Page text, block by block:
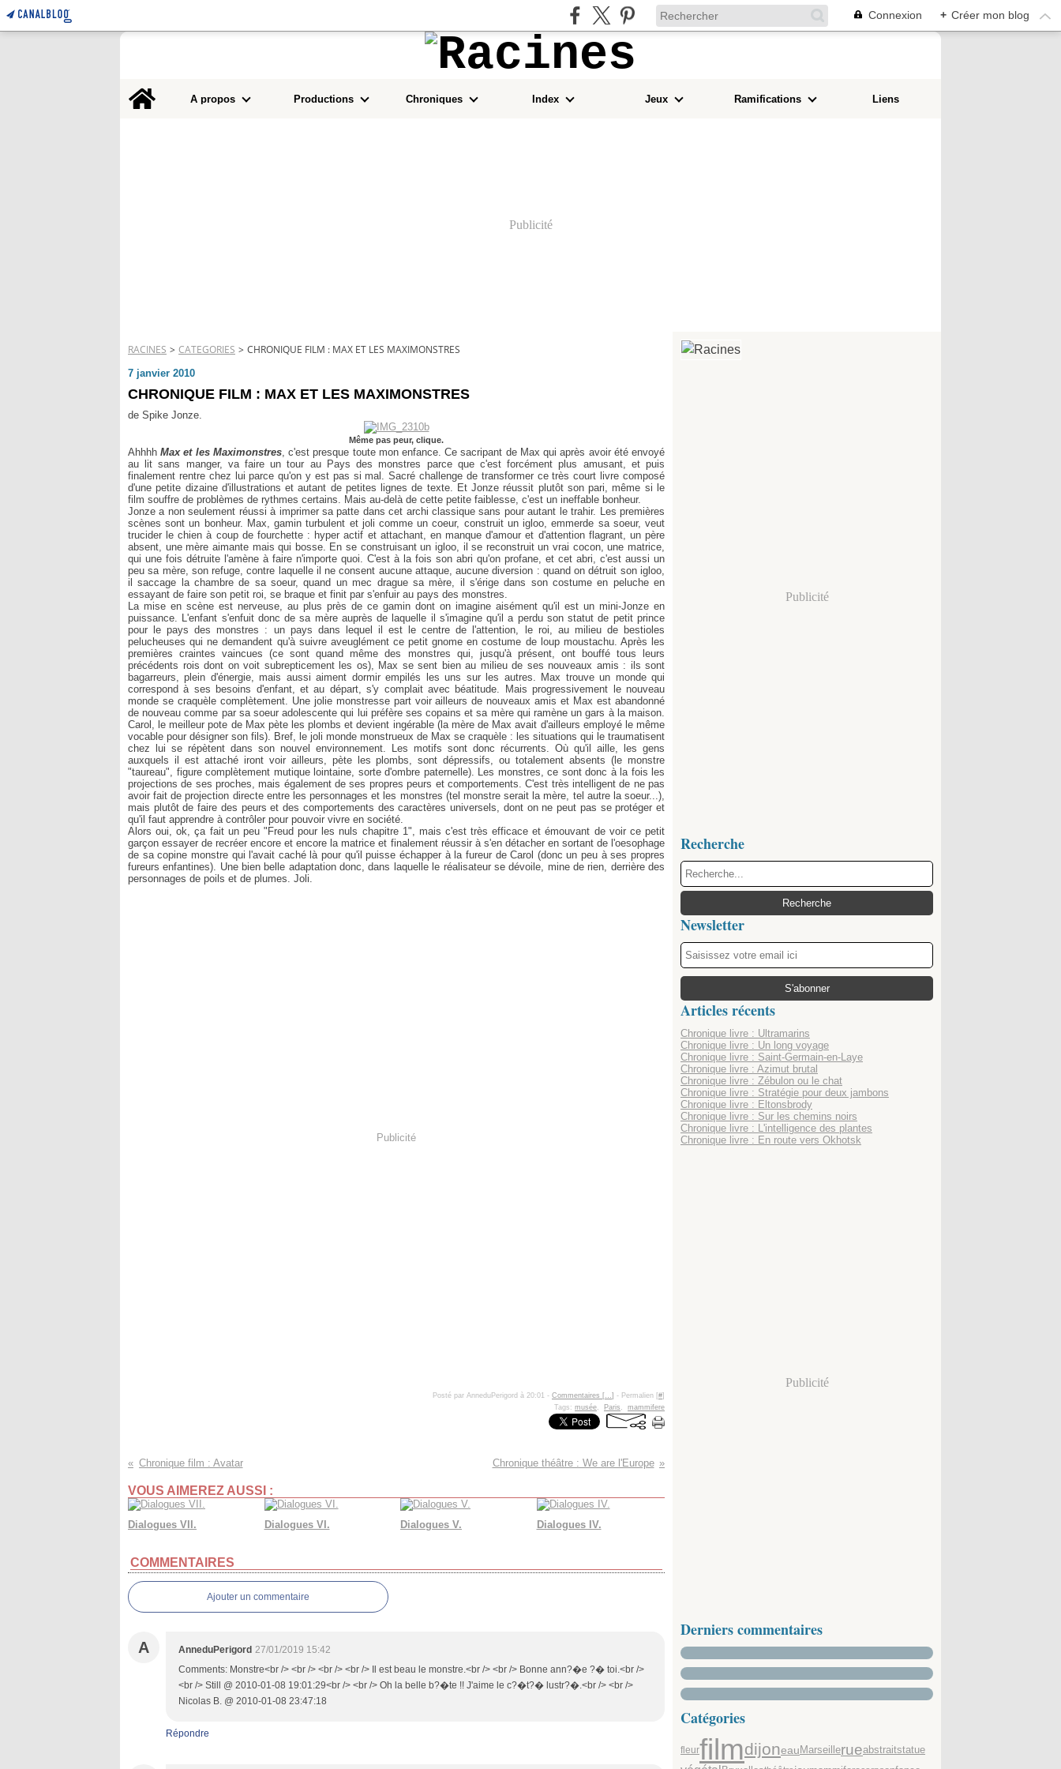
Connexion + Créer mon blog
A propos
Productions Chroniques Index Jeux Ramifications Liens
Publicité
RACINES > CATEGORIES > CHRONIQUE FILM : MAX ET LES MAXIMONSTRES
7 janvier 2010
CHRONIQUE FILM : MAX ET LES MAXIMONSTRES
de Spike Jonze.
Même pas peur, clique.
AhhhhMax et les Maximonstres, c'est presque toute mon enfance. Ce sacripant de Max qui après avoir été envoyé
au lit sans manger, va faire un tour au Pays des monstres parce que c'est forcément plus amusant, et puis
finalement rentre chez lui parce qu'on y est pas si mal. Sacré challenge de transformer ce très court livre composé
d'une petite dizaine d'illustrations et autant de petites lignes de texte. Et Jonze réussit plutôt son pari, même si le
film souffre de problèmes de rythmes certains. Mais au-delà de cette petite faiblesse, c'est un ineffable bonheur.
Jonze a non seulement réussi à imprimer sa patte dans cet archi classique sans pour autant le trahir. Les premières
scènes sont un bonheur. Max, gamin turbulent et joli comme un coeur, construit un igloo, emmerde sa soeur, veut
trucider le chien à coup de fourchette : hyper actif et attachant, en manque d'amour et d'attention flagrant, un père
absent, une mère aimante mais qui bosse. En se construisant un igloo, il se reconstruit un vrai cocon, une matrice,
qui une fois détruite l'amène à faire n'importe quoi. C'est à la fois son abri qu'on profane, et cet abri, c'est aussi un
peu sa mère, son refuge, contre laquelle il ne consent aucune attaque, aucune diversion : quand on détruit son igloo,
il saccage la chambre de sa soeur, quand un mec drague sa mère, il s'érige dans son costume en peluche en
essayant de faire son petit roi, se braque et finit par s'enfuir au pays des monstres.
La mise en scène est nerveuse, au plus près de ce gamin dont on imagine aisément qu'il est un mini-Jonze en
puissance. L'enfant s'enfuit donc de sa mère auprès de laquelle il s'imagine qu'il a perdu son statut de petit prince
pour le pays des monstres : un pays dans lequel il est le centre de l'attention, le roi, au milieu de bestioles
pelucheuses qui ne demandent qu'à suivre aveuglément ce petit gnome en costume de loup moustachu. Après les
premières craintes vaincues (ce sont quand même des monstres qui, jusqu'à présent, ont bouffé tous leurs
précédents rois dont on voit subrepticement les os), Max se sent bien au milieu de ses nouveaux amis : ils sont
bagarreurs, plein d'énergie, mais aussi aiment dormir empilés les uns sur les autres. Max trouve un monde qui
correspond à ses besoins d'enfant, et au départ, s'y complait avec béatitude. Mais progressivement le nouveau
monde se craquèle complètement. Une jolie monstresse part voir ailleurs de nouveaux amis et Max est abandonné
de nouveau comme par sa soeur adolescente qui lui préfère ses copains et sa mère qui ramène un gars à la maison.
Carol, le meilleur pote de Max pète les plombs et devient ingérable (la mère de Max avait d'ailleurs employé le même
vocable pour désigner son fils). Bref, le joli monde monstrueux de Max se craquèle : les situations qui le traumatisent
chez lui se répètent dans son nouvel environnement. Les motifs sont donc récurrents. Où qu'il aille, les gens
auxquels il est attaché iront voir ailleurs, pète les plombs, sont dépressifs, ou totalement absents (le monstre
"taureau", figure complètement mutique lointaine, sorte d'ombre paternelle). Les monstres, ce sont donc à la fois les
projections de ses proches, mais également de ses propres peurs et comportements. C'est très intelligent de ne pas
avoir fait de projection directe entre les personnages et les monstres (tel monstre serait la mère, tel autre la soeur...),
mais plutôt de faire des peurs et des comportements des caractères universels, dont on ne peut pas se protéger et
qu'il faut apprendre à contrôler pour pouvoir vivre en société.
Alors oui, ok, ça fait un peu "Freud pour les nuls chapitre 1", mais c'est très efficace et émouvant de voir ce petit
garçon essayer de recréer encore et encore la matrice et finalement réussir à s'en détacher en sortant de l'oesophage
de sa copine monstre qui l'avait caché là pour qu'il puisse échapper à la fureur de Carol (donc un peu à ses propres
fureurs enfantines). Une bien belle adaptation donc, dans laquelle le réalisateur se dévoile, mine de rien, derrière des
personnages de poils et de plumes. Joli.
Publicité
Posté par AnneduPerigord à 20:01 - Commentaires […] - Permalien [ #]
Tags: musée, Paris , mammifere
Chronique film : Avatar Chronique théâtre : We are l'Europe
VOUS AIMEREZ AUSSI :
Dialogues VII. Dialogues VI. Dialogues V. Dialogues IV.
COMMENTAIRES
Ajouter un commentaire
A AnneduPerigord 27/01/2019 15:42
Comments: Monstre<br /> <br /> <br /> <br /> Il est beau le monstre.<br /> <br /> Bonne ann?�e ?� toi.<br />
<br /> Still @ 2010-01-08 19:01:29<br /> <br /> Oh la belle b?�te !! J'aime le c?�t?� lustr?�.<br /> <br />
Nicolas B. @ 2010-01-08 23:47:18
Répondre
Publicité
Recherche
Newsletter
Articles récents
Chronique livre : Ultramarins
Chronique livre : Un long voyage
Chronique livre : Saint-Germain-en-Laye
Chronique livre : Azimut brutal
Chronique livre : Zébulon ou le chat
Chronique livre : Stratégie pour deux jambons
Chronique livre : Eltonsbrody
Chronique livre : Sur les chemins noirs
Chronique livre : L'intelligence des plantes
Chronique livre : En route vers Okhotsk
Publicité
Derniers commentaires
Catégories
fleurfilmdijoneau Marseillerueabstraitstatue